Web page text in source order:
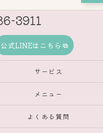
3911
公式LINEはこちら
サービス
メニュー
よくある質問